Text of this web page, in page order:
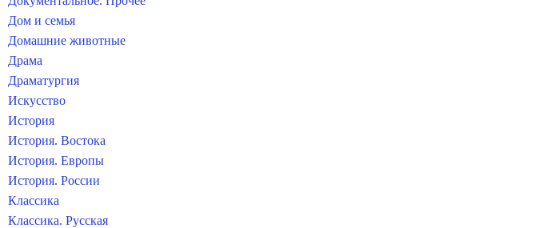
Дом и семья
Домашние животные
Драма
Драматургия
Искусство
История
История. Востока
История. Европы
История. России
Классика
Классика. Русская